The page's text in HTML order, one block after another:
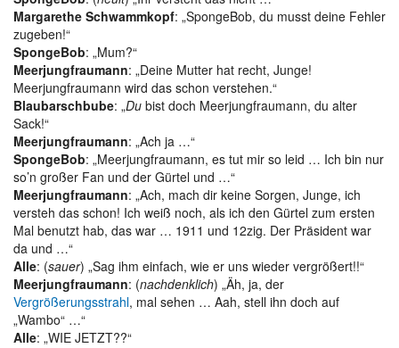
Margarethe Schwammkopf: „SpongeBob, du musst deine Fehler
zugeben!“
SpongeBob: „Mum?“
Meerjungfraumann: „Deine Mutter hat recht, Junge!
Meerjungfraumann wird das schon verstehen.“
Blaubarschbube: „Du bist doch Meerjungfraumann, du alter
Sack!“
Meerjungfraumann: „Ach ja …“
SpongeBob: „Meerjungfraumann, es tut mir so leid … Ich bin nur
so’n großer Fan und der Gürtel und …“
Meerjungfraumann: „Ach, mach dir keine Sorgen, Junge, ich
versteh das schon! Ich weiß noch, als ich den Gürtel zum ersten
Mal benutzt hab, das war … 1911 und 12zig. Der Präsident war
da und …“
Alle: (sauer) „Sag ihm einfach, wie er uns wieder vergrößert!!“
Meerjungfraumann: (nachdenklich) „Äh, ja, der
Vergrößerungsstrahl, mal sehen … Aah, stell ihn doch auf
„Wambo“ …“
Alle: „WIE JETZT??“